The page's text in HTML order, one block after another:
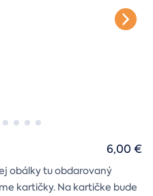
obálky tu obdarovaný
kartičky. Na kartičke bude
6,00 €